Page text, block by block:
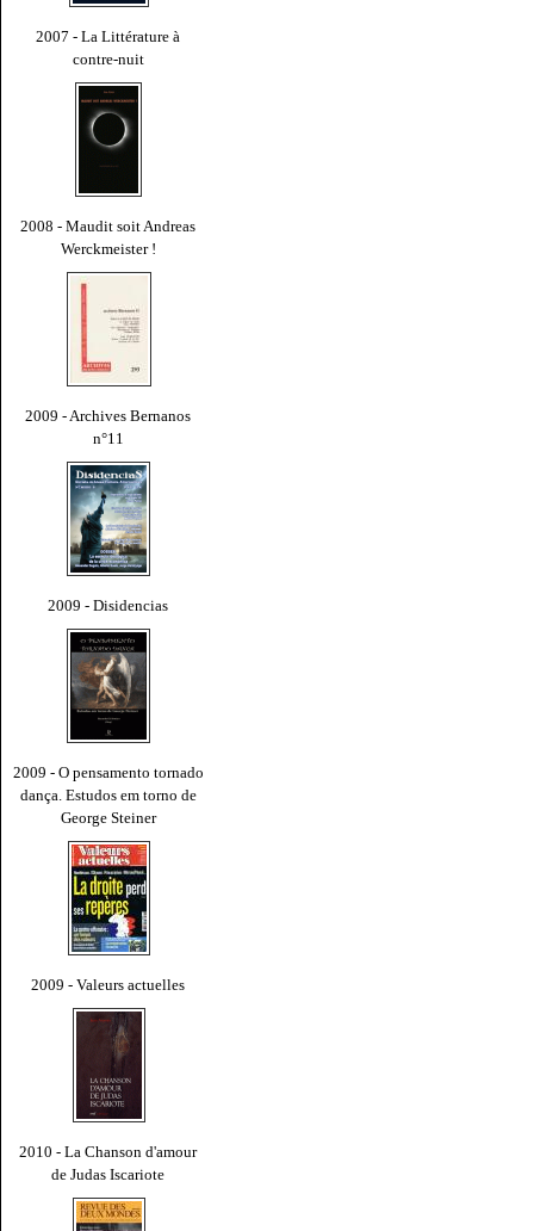
2007 - La Littérature à
contre-nuit
2008 - Maudit soit Andreas
Werckmeister !
2009 - Archives Bernanos
n°11
2009 - Disidencias
2009 - O pensamento tornado
dança. Estudos em torno de
George Steiner
2009 - Valeurs actuelles
2010 - La Chanson d'amour
de Judas Iscariote